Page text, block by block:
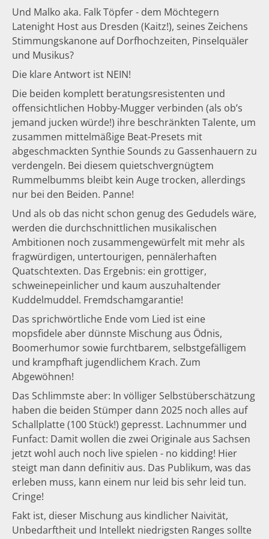
Und Malko aka. Falk Töpfer - dem Möchtegern
Latenight Host aus Dresden (Kaitz!), seines Zeichens
Stimmungskanone auf Dorfhochzeiten, Pinselquäler
und Musikus?
Die klare Antwort ist NEIN!
Die beiden komplett beratungsresistenten und
offensichtlichen Hobby-Mugger verbinden (als ob’s
jemand jucken würde!) ihre beschränkten Talente, um
zusammen mittelmäßige Beat-Presets mit
abgeschmackten Synthie Sounds zu Gassenhauern zu
verdengeln. Bei diesem quietschvergnügtem
Rummelbumms bleibt kein Auge trocken, allerdings
nur bei den Beiden. Panne!
Und als ob das nicht schon genug des Gedudels wäre,
werden die durchschnittlichen musikalischen
Ambitionen noch zusammengewürfelt mit mehr als
fragwürdigen, untertourigen, pennälerhaften
Quatschtexten. Das Ergebnis: ein grottiger,
schweinepeinlicher und kaum auszuhaltender
Kuddelmuddel. Fremdschamgarantie!
Das sprichwörtliche Ende vom Lied ist eine
mopsfidele aber dünnste Mischung aus Ödnis,
Boomerhumor sowie furchtbarem, selbstgefälligem
und krampfhaft jugendlichem Krach. Zum
Abgewöhnen!
Das Schlimmste aber: In völliger Selbstüberschätzung
haben die beiden Stümper dann 2025 noch alles auf
Schallplatte (100 Stück!) gepresst. Lachnummer und
Funfact: Damit wollen die zwei Originale aus Sachsen
jetzt wohl auch noch live spielen - no kidding! Hier
steigt man dann definitiv aus. Das Publikum, was das
erleben muss, kann einem nur leid bis sehr leid tun.
Cringe!
Fakt ist, dieser Mischung aus kindlicher Naivität,
Unbedarftheit und Intellekt niedrigsten Ranges sollte